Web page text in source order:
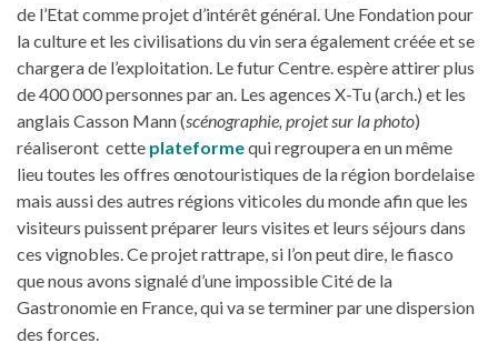
de l’Etat comme projet d’intérêt général. Une Fondation pour
la culture et les civilisations du vin sera également créée et se
chargera de l’exploitation. Le futur Centre. espère attirer plus
de 400 000 personnes par an. Les agences X-Tu (arch.) et les
anglais Casson Mann (scénographie, projet sur la photo)
réaliseront cette plateformequi regroupera en un même
lieu toutes les offres œnotouristiques de la région bordelaise
mais aussi des autres régions viticoles du monde afin que les
visiteurs puissent préparer leurs visites et leurs séjours dans
ces vignobles. Ce projet rattrape, si l’on peut dire, le fiasco
que nous avons signalé d’une impossible Cité de la
Gastronomie en France, qui va se terminer par une dispersion
des forces.